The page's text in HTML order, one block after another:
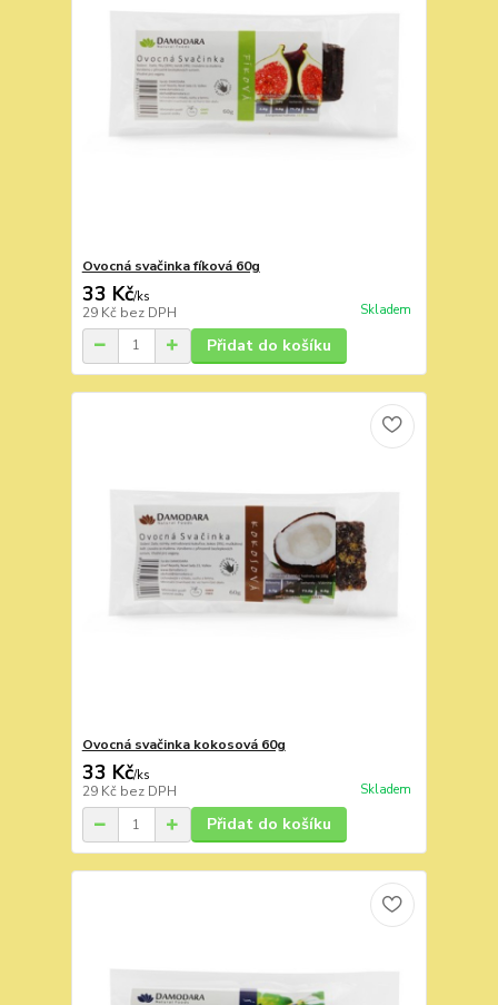
Ovocná svačinka fíková 60g
33 Kč/ks
29 Kč bez DPH Skladem
Přidat do košíku
Ovocná svačinka kokosová 60g
33 Kč/ks
29 Kč bez DPH Skladem
Přidat do košíku